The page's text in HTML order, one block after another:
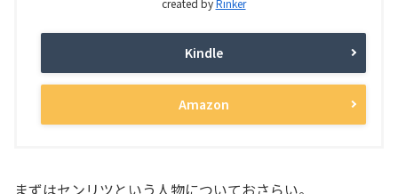
Kindle
Amazon
まずはセンリツという人物についておさらい。